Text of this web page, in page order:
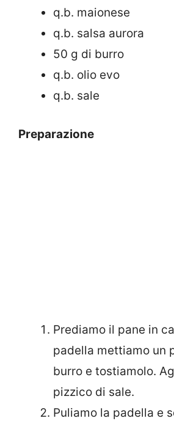
q.b. maionese
q.b. salsa aurora
50 g di burro
q.b. olio evo
q.b. sale
Preparazione
Prediamo il pane in
padella mettiamo un
burro e tostiamolo.
pizzico di sale.
Puliamo la padella e